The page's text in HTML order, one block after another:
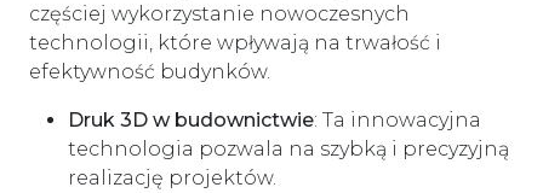
częściej wykorzystanie nowoczesnych
technologii, które wpływają na trwałość i
efektywność budynków.
Druk 3D w budownictwie: Ta innowacyjna
technologia pozwala na szybką i precyzyjną
realizację projektów.